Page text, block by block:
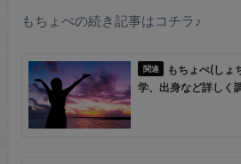
もちょぺの続き記事はコチラ♪
もちょぺ(しょ
学、出身など詳しく